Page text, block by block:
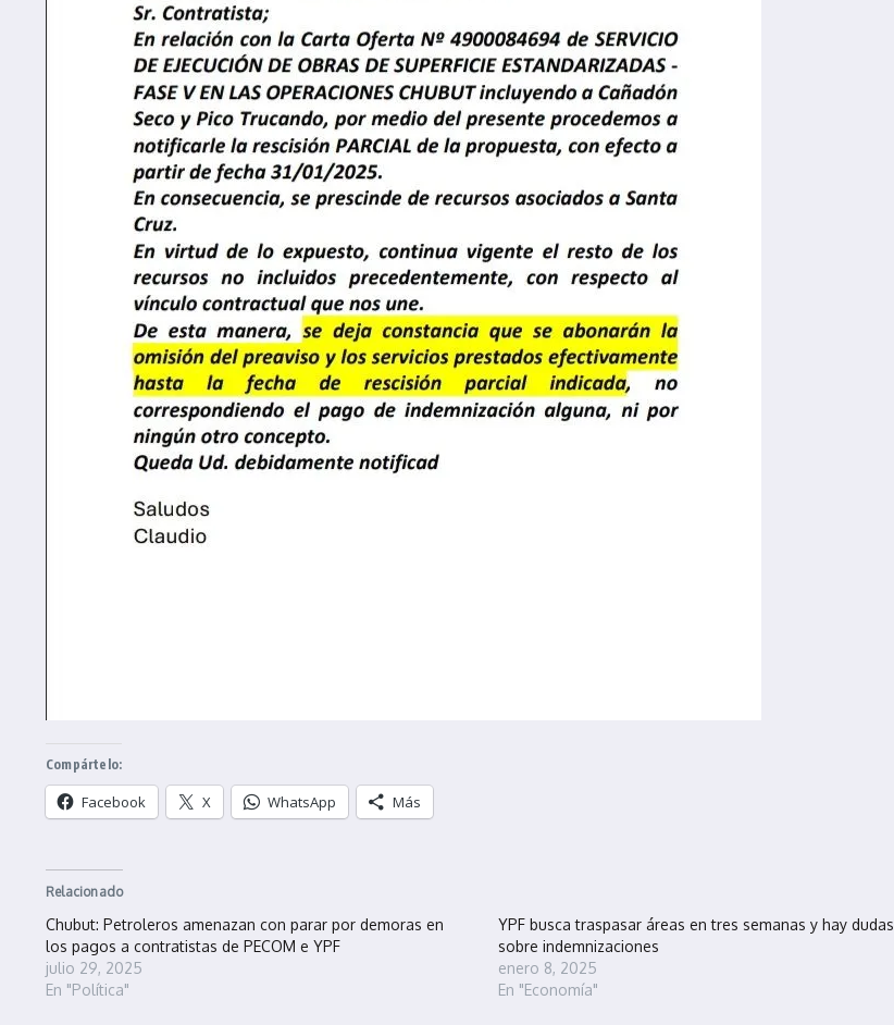
Compártelo:
Facebook X WhatsApp Más
Relacionado
Chubut: Petroleros amenazan con parar por demoras en
los pagos a contratistas de PECOM e YPF
julio 29, 2025
En "Política"
YPF busca traspasar áreas en tres semanas y hay dudas
sobre indemnizaciones
enero 8, 2025
En "Economía"